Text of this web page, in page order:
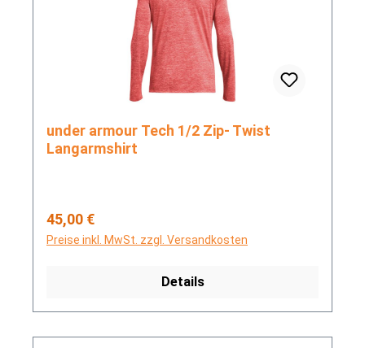
under armour Tech 1/2 Zip- Twist
Langarmshirt
Regulärer Preis:
45,00 €
Preise inkl. MwSt. zzgl. Versandkosten
Details